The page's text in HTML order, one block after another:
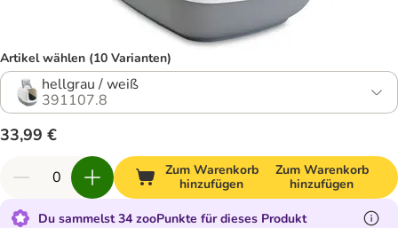
Artikel wählen (10 Varianten)
hellgrau / weiß
391107.8
33,99 €
Zum Warenkorb
hinzufügen
Zum Warenkorb
hinzufügen
Du sammelst 34 zooPunkte für dieses Produkt